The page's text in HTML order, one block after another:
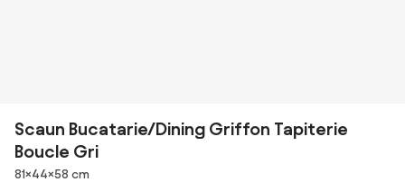
Scaun Bucatarie/Dining Griffon Tapiterie
Boucle Gri
Dimensiuni
81×44×58 cm